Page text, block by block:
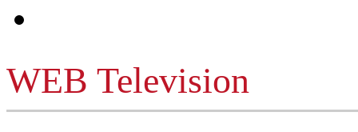
WEB Television